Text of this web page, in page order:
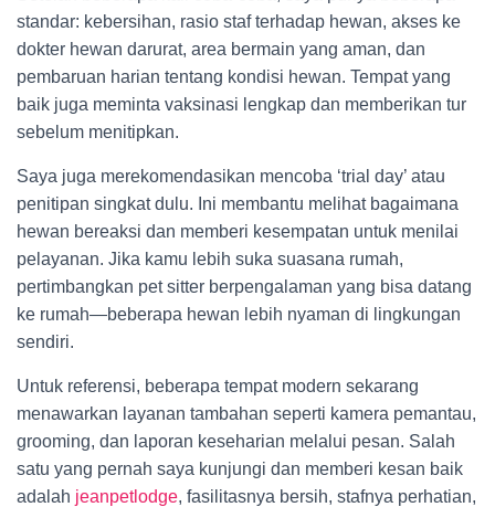
standar: kebersihan, rasio staf terhadap hewan, akses ke
dokter hewan darurat, area bermain yang aman, dan
pembaruan harian tentang kondisi hewan. Tempat yang
baik juga meminta vaksinasi lengkap dan memberikan tur
sebelum menitipkan.
Saya juga merekomendasikan mencoba ‘trial day’ atau
penitipan singkat dulu. Ini membantu melihat bagaimana
hewan bereaksi dan memberi kesempatan untuk menilai
pelayanan. Jika kamu lebih suka suasana rumah,
pertimbangkan pet sitter berpengalaman yang bisa datang
ke rumah—beberapa hewan lebih nyaman di lingkungan
sendiri.
Untuk referensi, beberapa tempat modern sekarang
menawarkan layanan tambahan seperti kamera pemantau,
grooming, dan laporan keseharian melalui pesan. Salah
satu yang pernah saya kunjungi dan memberi kesan baik
adalah jeanpetlodge, fasilitasnya bersih, stafnya perhatian,